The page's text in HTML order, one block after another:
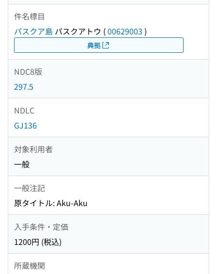
件名標目
パスクア島 パスクアトウ (00629003 )
典拠
NDC8版
297.5
NDLC
GJ136
対象利用者
一般
一般注記
原タイトル: Aku-Aku
入手条件・定価
1200円 (税込)
所蔵機関